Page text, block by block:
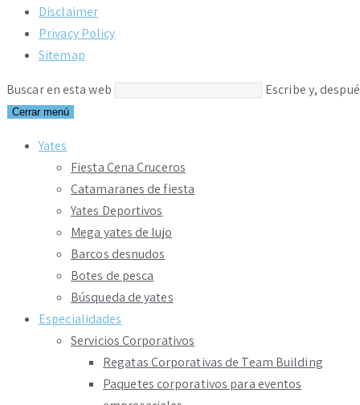
Disclaimer
Privacy Policy
Sitemap
Buscar en esta web Escribe y,
Cerrar menú
Yates
Fiesta Cena Cruceros
Catamaranes de fiesta
Yates Deportivos
Mega yates de lujo
Barcos desnudos
Botes de pesca
Búsqueda de yates
Especialidades
Servicios Corporativos
Regatas Corporativas de Team Building
Paquetes corporativos para eventos